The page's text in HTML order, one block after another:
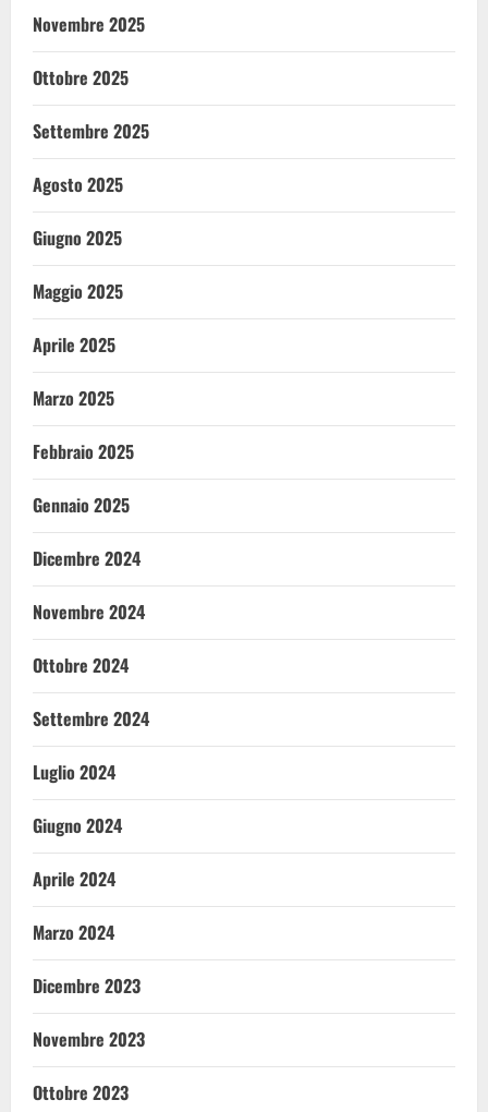
Novembre 2025
Ottobre 2025
Settembre 2025
Agosto 2025
Giugno 2025
Maggio 2025
Aprile 2025
Marzo 2025
Febbraio 2025
Gennaio 2025
Dicembre 2024
Novembre 2024
Ottobre 2024
Settembre 2024
Luglio 2024
Giugno 2024
Aprile 2024
Marzo 2024
Dicembre 2023
Novembre 2023
Ottobre 2023